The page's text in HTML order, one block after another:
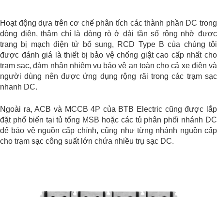
Hoạt động dựa trên cơ chế phân tích các thành phần DC trong
dòng điện, thậm chí là dòng rò ở dải tần số rộng nhờ được
trang bị mạch điện tử bổ sung, RCD Type B của chúng tôi
được đánh giá là thiết bị bảo vệ chống giật cao cấp nhất cho
trạm sạc, đảm nhận nhiệm vụ bảo vệ an toàn cho cả xe điện và
người dùng nên được ứng dụng rộng rãi trong các trạm sạc
nhanh DC.
Ngoài ra, ACB và MCCB 4P của BTB Electric cũng được lắp
đặt phổ biến tại tủ tổng MSB hoặc các tủ phân phối nhánh DC
để bảo vệ nguồn cấp chính, cũng như từng nhánh nguồn cấp
cho trạm sạc công suất lớn chứa nhiều trụ sạc DC.